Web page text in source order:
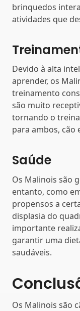
brinquedos
atividades que
Devido à alta
aprender, os
treinamento
são muito
tornando o
para ambos, cão
Saúde
Os Malinois são
entanto, como
propensos a
displasia do
importante
garantir uma
saudáveis.
Os Malinois são